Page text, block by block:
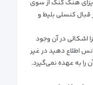
هنگ کنگ از سوی
قبال کنسلی بلیط و
اشکالی در آن وجود
اطلاع دهید در غیر
را به عهده نمی‌گیرد.